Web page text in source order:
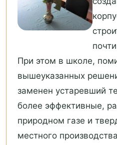
При этом в школе,
вышеуказанных
заменен устаревший
более эффективные,
природном газе и
местного